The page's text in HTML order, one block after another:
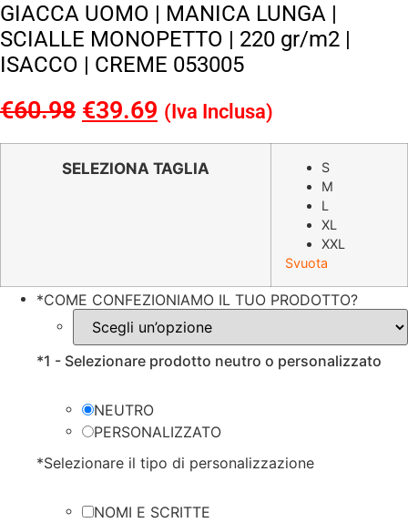
GIACCA UOMO | MANICA LUNGA |
SCIALLE MONOPETTO | 220 gr/m2 |
ISACCO | CREME 053005
€60.98 Il
prezzo
originale
€39.69 Il
prezzo
attuale
(Iva Inclusa)
SELEZIONA TAGLIA
S
M
L
XL
XXL
Svuota
*COME CONFEZIONIAMO IL TUO PRODOTTO?
*1 - Selezionare prodotto neutro o personalizzato
NEUTRO
PERSONALIZZATO
*Selezionare il tipo di personalizzazione
NOMI E SCRITTE